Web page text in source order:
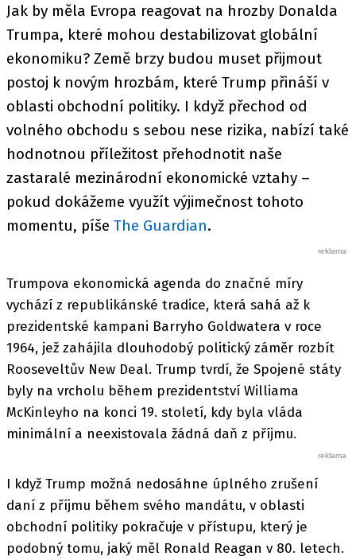
Jak by měla Evropa reagovat na hrozby Donalda
Trumpa, které mohou destabilizovat globální
ekonomiku? Země brzy budou muset přijmout
postoj k novým hrozbám, které Trump přináší v
oblasti obchodní politiky. I když přechod od
volného obchodu s sebou nese rizika, nabízí také
hodnotnou příležitost přehodnotit naše
zastaralé mezinárodní ekonomické vztahy –
pokud dokážeme využít výjimečnost tohoto
momentu, píše The Guardian.
Trumpova ekonomická agenda do značné míry
vychází z republikánské tradice, která sahá až k
prezidentské kampani Barryho Goldwatera v roce
1964, jež zahájila dlouhodobý politický záměr rozbít
Rooseveltův New Deal. Trump tvrdí, že Spojené státy
byly na vrcholu během prezidentství Williama
McKinleyho na konci 19. století, kdy byla vláda
minimální a neexistovala žádná daň z příjmu.
I když Trump možná nedosáhne úplného zrušení
daní z příjmu během svého mandátu, v oblasti
obchodní politiky pokračuje v přístupu, který je
podobný tomu, jaký měl Ronald Reagan v 80. letech.